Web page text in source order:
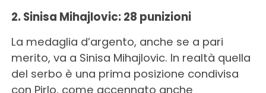
2. Sinisa Mihajlovic: 28 punizioni
La medaglia d’argento, anche se a pari
merito, va a Sinisa Mihajlovic. In realtà quella
del serbo è una prima posizione condivisa
con Pirlo, come accennato anche